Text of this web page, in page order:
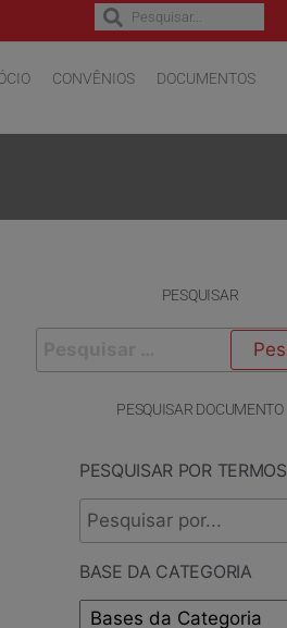
CONVÊNIOS DOCUMENTOS
PESQUISAR
PESQUISAR DOCUMENTO
PESQUISAR POR TERMOS
BASE DA CATEGORIA